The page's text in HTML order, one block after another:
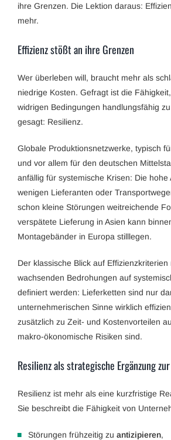
ihre Grenzen. Die Lektion daraus:
mehr.
Effizienz stößt an ihre Grenzen
Wer überleben will, braucht mehr als
niedrige Kosten. Gefragt ist die
widrigen Bedingungen handlungsfähig
gesagt: Resilienz.
Globale Produktionsnetzwerke, typisch
und vor allem für den deutschen
anfällig für systemische Krisen: Die hohe
wenigen Lieferanten oder
schon kleine Störungen weitreichende
verspätete Lieferung in Asien kann
Montagebänder in Europa stilllegen.
Der klassische Blick auf
wachsenden Bedrohungen auf
definiert werden: Lieferketten sind nur
unternehmerischen Sinne wirklich
zusätzlich zu Zeit- und Kostenvorteilen
makro-ökonomische Risiken sind.
Resilienz als strategische Ergänzung
Resilienz ist mehr als eine kurzfristige
Sie beschreibt die Fähigkeit von
Störungen frühzeitig zu antizipieren,